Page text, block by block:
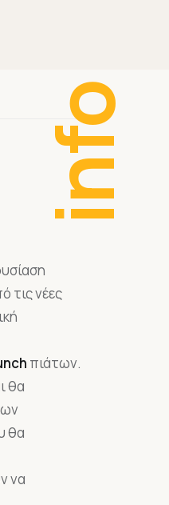
τις νέες
πιάτων.
θα
θα
να
info